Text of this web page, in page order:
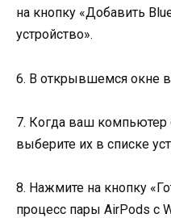
на кнопку «Добавить
устройство».
6. В открывшемся окне
7. Когда ваш компьютер
выберите их в списке
8. Нажмите на кнопку
процесс пары AirPods с